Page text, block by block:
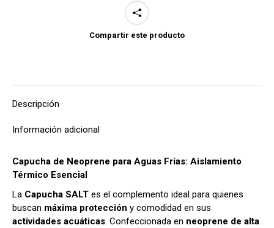
Compartir este producto
Descripción
Información adicional
Capucha de Neoprene para Aguas Frías: Aislamiento
Térmico Esencial
La Capucha SALT es el complemento ideal para quienes
buscan máxima protección y comodidad en sus
actividades acuáticas . Confeccionada en neoprene de alta